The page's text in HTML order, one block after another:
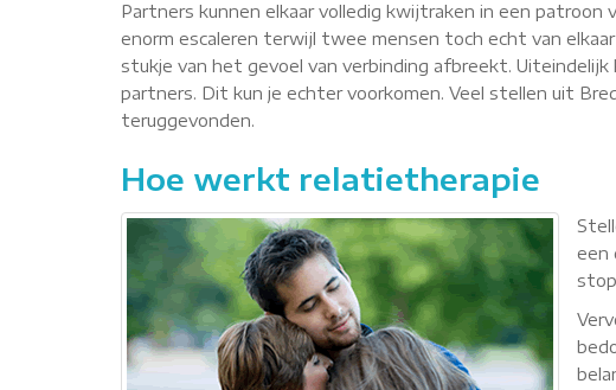
Partners kunnen elkaar volledig kwijtraken in een patroon
enorm escaleren terwijl twee mensen toch echt van
stukje van het gevoel van verbinding afbreekt.
partners. Dit kun je echter voorkomen. Veel stellen uit
teruggevonden.
Hoe werkt relatietherapie
een